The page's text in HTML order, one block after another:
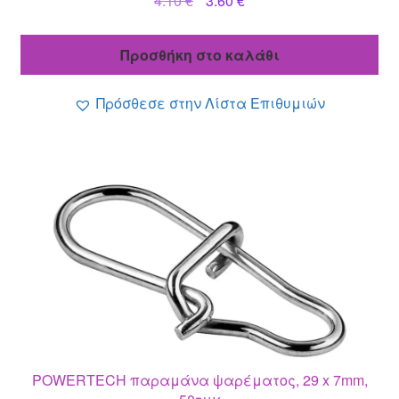
4.10 €. είναι:
Προσθήκη στο καλάθι
Πρόσθεσε στην Λίστα Επιθυμιών
POWERTECH παραμάνα ψαρέματος, 29 x 7mm,